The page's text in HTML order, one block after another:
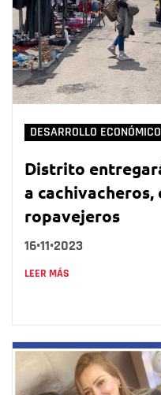
DESARROLLO ECONÓMICO
Distrito
a
ropavejeros
16•11•2023
LEER MÁS